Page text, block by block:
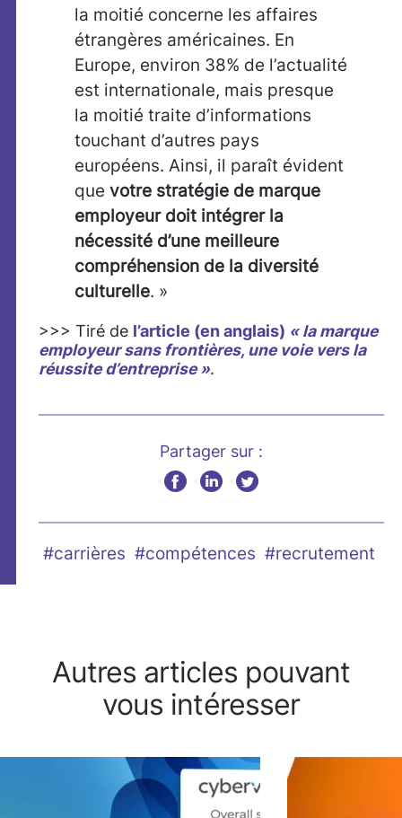
la moitié concerne les affaires
étrangères américaines. En
Europe, environ 38% de l’actualité
est internationale, mais presque
la moitié traite d’informations
touchant d’autres pays
européens. Ainsi, il paraît évident
que votre stratégie de marque
employeur doit intégrer la
nécessité d’une meilleure
compréhension de la diversité
culturelle. »
>>> Tiré de l’article (en anglais) « la marque
employeur sans frontières, une voie vers la
réussite d’entreprise ».
Partager sur :
#carrières #compétences #recrutement
Autres articles pouvant
vous intéresser